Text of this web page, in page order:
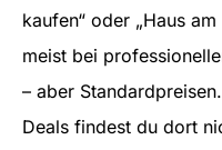
kaufen“ oder „Haus
meist bei
– aber
Deals findest du dort